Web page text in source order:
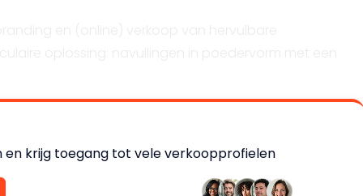
98% natuurlijke ingrediënten, volledig vegan,
is getest en goedgekeurd; alleen de EU-
bevindt zich in de laatste testfase. De verpakking is
en krijg toegang tot vele verkoopprofielen